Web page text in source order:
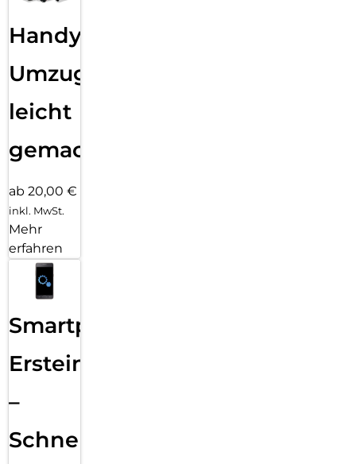
Handy
Umzug
leicht
gemacht!
ab 20,00 €
inkl. MwSt.
Mehr
erfahren
Smartphone
Ersteinrichtung
–
Schnelle